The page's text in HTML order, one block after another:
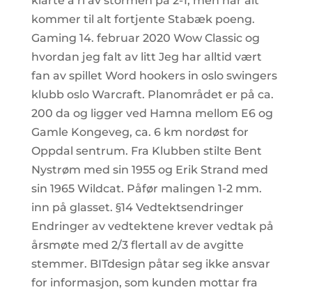
kommer til alt fortjente Stabæk poeng.
Gaming 14. februar 2020 Wow Classic og
hvordan jeg falt av litt Jeg har alltid vært
fan av spillet Word hookers in oslo swingers
klubb oslo Warcraft. Planområdet er på ca.
200 da og ligger ved Hamna mellom E6 og
Gamle Kongeveg, ca. 6 km nordøst for
Oppdal sentrum. Fra Klubben stilte Bent
Nystrøm med sin 1955 og Erik Strand med
sin 1965 Wildcat. Påfør malingen 1-2 mm.
inn på glasset. §14 Vedtektsendringer
Endringer av vedtektene krever vedtak på
årsmøte med 2/3 flertall av de avgitte
stemmer. BITdesign påtar seg ikke ansvar
for informasjon, som kunden mottar fra